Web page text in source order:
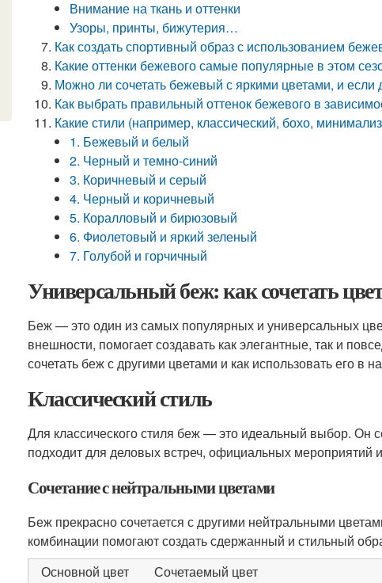
Внимание на ткань и оттенки
Узоры, принты, бижутерия…
Как создать спортивный образ с использованием
Какие оттенки бежевого самые популярные в этом
Можно ли сочетать бежевый с яркими цветами, и если
Как выбрать правильный оттенок бежевого в
Какие стили (например, классический, бохо,
1. Бежевый и белый
2. Черный и темно-синий
3. Коричневый и серый
4. Черный и коричневый
5. Коралловый и бирюзовый
6. Фиолетовый и яркий зеленый
7. Голубой и горчичный
Универсальный беж: как сочетать
Беж — это один из самых популярных и универсальных
внешности, помогает создавать как элегантные, так и
сочетать беж с другими цветами и как использовать его в
Классический стиль
Для классического стиля беж — это идеальный выбор. Он
подходит для деловых встреч, официальных мероприятий
Сочетание с нейтральными цветами
Беж прекрасно сочетается с другими нейтральными
комбинации помогают создать сдержанный и стильный
Основной цвет
Сочетаемый цвет